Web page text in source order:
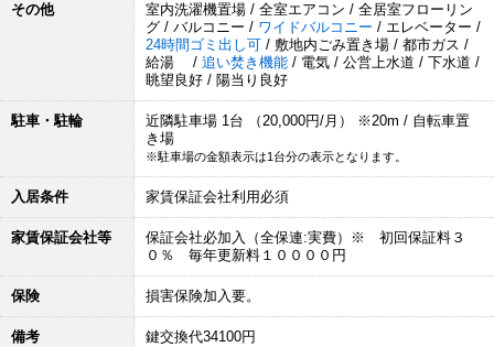
その他
室内洗濯機置場 / 全室エアコン / 全居室フローリン
グ / バルコニー / ワイドバルコニー / エレベーター /
24時間ゴミ出し可 / 敷地内ごみ置き場 / 都市ガス /
給湯 / 追い焚き機能 / 電気 / 公営上水道 / 下水道 /
眺望良好 / 陽当り良好
駐車・駐輪
近隣駐車場 1台 （20,000円/月） ※20m / 自転車置
き場
※駐車場の金額表示は1台分の表示となります。
入居条件 家賃保証会社利用必須
家賃保証会社等
保証会社必加入（全保連:実費）※ 初回保証料３
０％ 毎年更新料１００００円
保険 損害保険加入要。
備考 鍵交換代34100円